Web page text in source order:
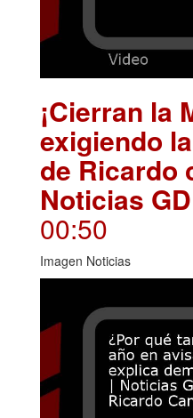
¡Cierran la
exigiendo
de Ricardo
Noticias
00:50
Imagen Noticias